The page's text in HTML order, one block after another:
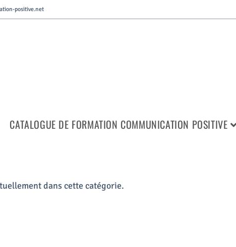
positive.net
CATALOGUE DE FORMATION COMMUNICATION POSITIVE
dans cette catégorie.